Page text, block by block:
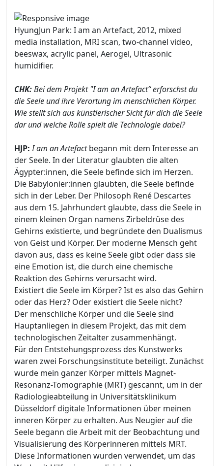
HyungJun Park: I am an Artefact, 2012, mixed
media installation, MRI scan, two-channel video,
beeswax, acrylic panel, Aerogel, Ultrasonic
humidifier.
CHK:Bei dem Projekt "I am an Artefact“ erforschst du
die Seele und ihre Verortung im menschlichen Körper.
Wie stellt sich aus künstlerischer Sicht für dich die Seele
dar und welche Rolle spielt die Technologie dabei?
HJP: I am an Artefactbegann mit dem Interesse an
der Seele. In der Literatur glaubten die alten
Ägypter:innen, die Seele befinde sich im Herzen.
Die Babylonier:innen glaubten, die Seele befinde
sich in der Leber. Der Philosoph René Descartes
aus dem 15. Jahrhundert glaubte, dass die Seele in
einem kleinen Organ namens Zirbeldrüse des
Gehirns existierte, und begründete den Dualismus
von Geist und Körper. Der moderne Mensch geht
davon aus, dass es keine Seele gibt oder dass sie
eine Emotion ist, die durch eine chemische
Reaktion des Gehirns verursacht wird.
Existiert die Seele im Körper? Ist es also das Gehirn
oder das Herz? Oder existiert die Seele nicht?
Der menschliche Körper und die Seele sind
Hauptanliegen in diesem Projekt, das mit dem
technologischen Zeitalter zusammenhängt.
Für den Entstehungsprozess des Kunstwerks
waren zwei Forschungsinstitute beteiligt. Zunächst
wurde mein ganzer Körper mittels Magnet-
Resonanz-Tomographie (MRT) gescannt, um in der
Radiologieabteilung in Universitätsklinikum
Düsseldorf digitale Informationen über meinen
inneren Körper zu erhalten. Aus Neugier auf die
Seele begann die Arbeit mit der Beobachtung und
Visualisierung des Körperinneren mittels MRT.
Diese Informationen wurden verwendet, um das